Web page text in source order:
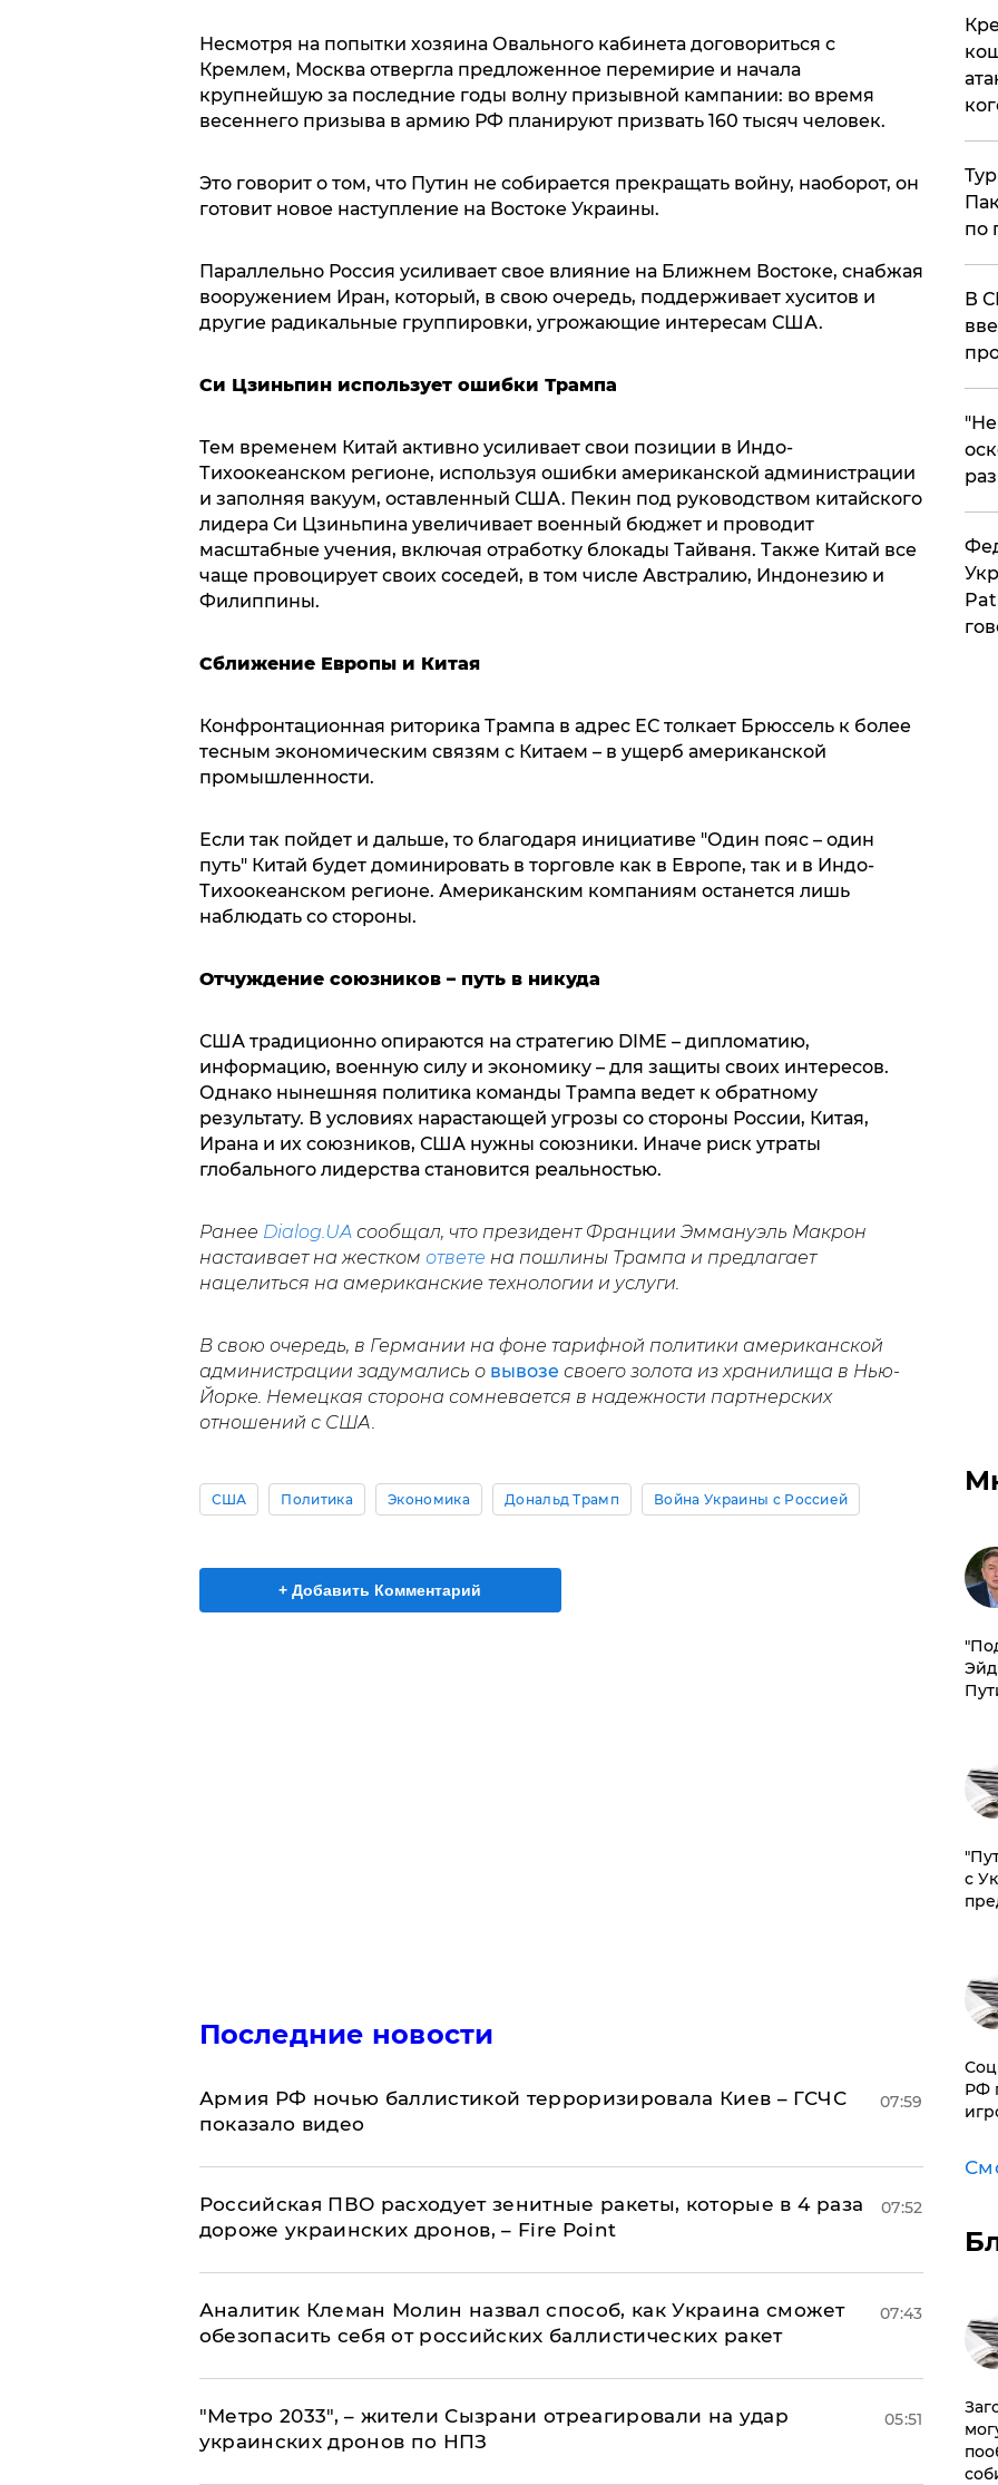
Несмотря на попытки хозяина Овального кабинета договориться с
Кремлем, Москва отвергла предложенное перемирие и начала
крупнейшую за последние годы волну призывной кампании: во время
весеннего призыва в армию РФ планируют призвать 160 тысяч человек.
Это говорит о том, что Путин не собирается прекращать войну, наоборот, он
готовит новое наступление на Востоке Украины.
Параллельно Россия усиливает свое влияние на Ближнем Востоке, снабжая
вооружением Иран, который, в свою очередь, поддерживает хуситов и
другие радикальные группировки, угрожающие интересам США.
Си Цзиньпин использует ошибки Трампа
Тем временем Китай активно усиливает свои позиции в Индо-
Тихоокеанском регионе, используя ошибки американской администрации
и заполняя вакуум, оставленный США. Пекин под руководством китайского
лидера Си Цзиньпина увеличивает военный бюджет и проводит
масштабные учения, включая отработку блокады Тайваня. Также Китай все
чаще провоцирует своих соседей, в том числе Австралию, Индонезию и
Филиппины.
Сближение Европы и Китая
Конфронтационная риторика Трампа в адрес ЕС толкает Брюссель к более
тесным экономическим связям с Китаем – в ущерб американской
промышленности.
Если так пойдет и дальше, то благодаря инициативе "Один пояс – один
путь" Китай будет доминировать в торговле как в Европе, так и в Индо-
Тихоокеанском регионе. Американским компаниям останется лишь
наблюдать со стороны.
Отчуждение союзников – путь в никуда
США традиционно опираются на стратегию DIME – дипломатию,
информацию, военную силу и экономику – для защиты своих интересов.
Однако нынешняя политика команды Трампа ведет к обратному
результату. В условиях нарастающей угрозы со стороны России, Китая,
Ирана и их союзников, США нужны союзники. Иначе риск утраты
глобального лидерства становится реальностью.
Ранее Dialog.UAсообщал, что президент Франции Эммануэль Макрон
настаивает на жестком ответе на пошлины Трампа и предлагает
нацелиться на американские технологии и услуги.
В свою очередь, в Германии на фоне тарифной политики американской
администрации задумались о вывозесвоего золота из хранилища в Нью-
Йорке. Немецкая сторона сомневается в надежности партнерских
отношений с США.
США Политика Экономика Дональд Трамп Война Украины с Россией
+ Добавить Комментарий
Последние новости
Армия РФ ночью баллистикой терроризировала Киев – ГСЧС
показало видео
07:59
Российская ПВО расходует зенитные ракеты, которые в 4 раза
дороже украинских дронов, – Fire Point
07:52
Аналитик Клеман Молин назвал способ, как Украина сможет
обезопасить себя от российских баллистических ракет
07:43
"Метро 2033", – жители Сызрани отреагировали на удар
украинских дронов по НПЗ
05:51
по
В
с
РФ